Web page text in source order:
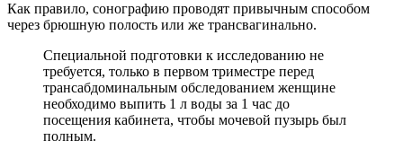
Как правило, сонографию проводят привычным способом
через брюшную полость или же трансвагинально.
Специальной подготовки к исследованию не
требуется, только в первом триместре перед
трансабдоминальным обследованием женщине
необходимо выпить 1 л воды за 1 час до
посещения кабинета, чтобы мочевой пузырь был
полным.